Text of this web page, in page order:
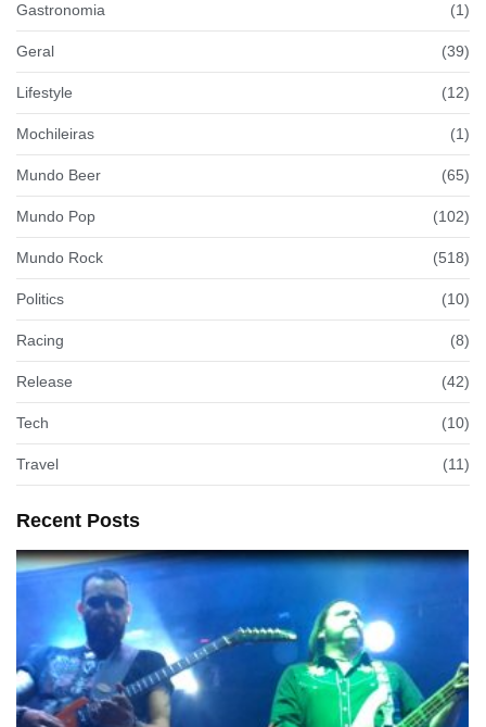
Gastronomia (1)
Geral (39)
Lifestyle (12)
Mochileiras (1)
Mundo Beer (65)
Mundo Pop (102)
Mundo Rock (518)
Politics (10)
Racing (8)
Release (42)
Tech (10)
Travel (11)
Recent Posts